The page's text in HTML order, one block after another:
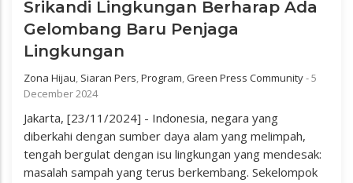
Srikandi Lingkungan Berharap Ada
Gelombang Baru Penjaga
Lingkungan
Zona Hijau, Siaran Pers,Program,Green Press Community-5
December 2024
Jakarta, [23/11/2024] - Indonesia, negara yang
diberkahi dengan sumber daya alam yang melimpah,
tengah bergulat dengan isu lingkungan yang mendesak:
masalah sampah yang terus berkembang. Sekelompok